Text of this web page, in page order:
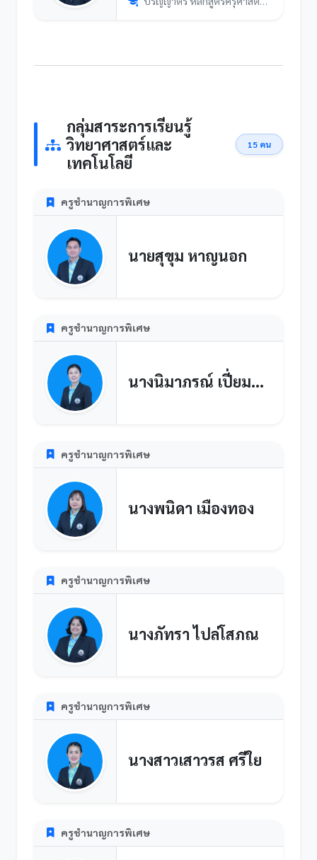
กลุ่มสาระการเรียนรู้
วิทยาศาสตร์และ
เทคโนโลยี
15 คน
ครูชำนาญการพิเศษ
นายสุขุม หาญนอก
ครูชำนาญการพิเศษ
นางนิมาภรณ์ เปี่ยมสวัสดิ์
ครูชำนาญการพิเศษ
นางพนิดา เมืองทอง
ครูชำนาญการพิเศษ
นางภัทรา ไปล่โสภณ
ครูชำนาญการพิเศษ
นางสาวเสาวรส ศรีใย
ครูชำนาญการพิเศษ